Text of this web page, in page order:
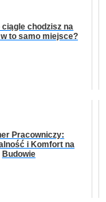
ciągle chodzisz na
to samo miejsce?
Pracowniczy:
i Komfort na
Budowie